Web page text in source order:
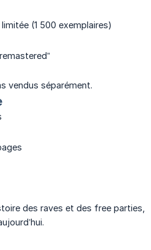
(1 500 exemplaires)
vendus séparément.
des raves et des free parties,